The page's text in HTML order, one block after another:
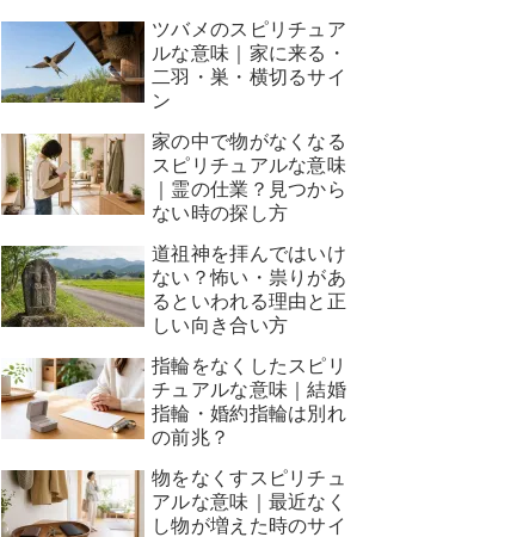
ツバメのスピリチュア
ルな意味｜家に来る・
二羽・巣・横切るサイ
ン
家の中で物がなくなる
スピリチュアルな意味
｜霊の仕業？見つから
ない時の探し方
道祖神を拝んではいけ
ない？怖い・祟りがあ
るといわれる理由と正
しい向き合い方
指輪をなくしたスピリ
チュアルな意味｜結婚
指輪・婚約指輪は別れ
の前兆？
物をなくすスピリチュ
アルな意味｜最近なく
し物が増えた時のサイ